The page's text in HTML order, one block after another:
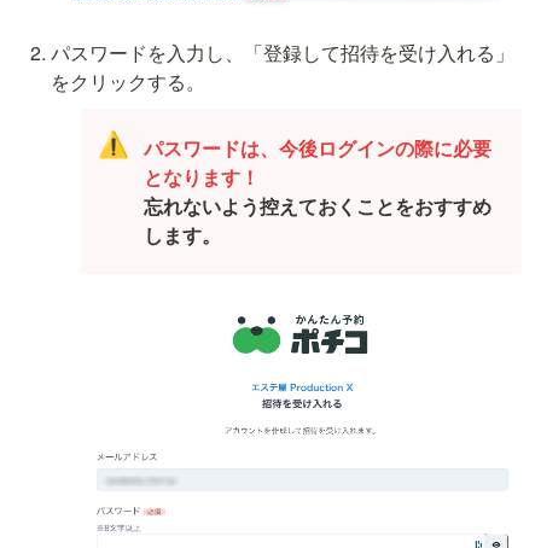
パスワードを入力し、「登録して招待を受け入れる」
をクリックする。
⚠️
パスワードは、今後ログインの際に必要
忘れないよう控えておくことをおすすめ
します。